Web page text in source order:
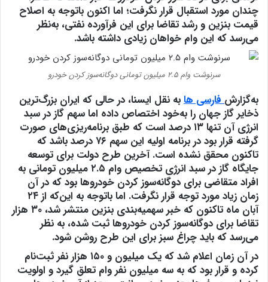
چندان مورد استقبال قرار نگرفت؛ اما اکنون باتوجه به اصلاح
قیمت بنزین و رشد تقاضا برای این فرآورده نفتی، به‌نظر
می‌رسد که این وام خواهان زیادی داشته باشد.
سرنوشت وام ۲.۵ میلیون تومانی دوگانه‌سوز کردن خودرو
به‌گزارشفارسی هابه نقل ایسنا، در حالی که ایران بزرگ‌ترین
ذخایر گاز جهان را به‌خود اختصاص داده اما سهم گاز در سبد
انرژی آن تنها ۱۳ درصد است که طبق برنامه‌ریزی‌های صورت
گرفته قرار بود در برنامه اولیه این سهم ۷۶ درصد باشد که
تاکنون محقق نشده است. آخرین طرح دولت برای توسعه
جایگاه گاز در سبد انرژی تخصیص وام ۲.۵ میلیون تومانی
به
افراد متقاضی برای دوگانه‌سوز کردن خودروها بود که در آن
زمان زیاد مورد توجه قرار نگرفت. اما باتوجه به‌ این‌که از ۲۴
آبان ماه تاکنون که خبر سهمیه‌بندی بنزین منتشر شد، ۳۰ هزار
تقاضا برای دوگانه‌سوز کردن خودروها ثبت شده، به نظر
می‌رسد که باید چراغ سبز برای این طرح روشن شود.
در آن زمان اعلام شد که یک میلیون و ۱۵۰ هزار نفر ثبت‌نام
کرده‌ و قرار بود که به سه میلیون نفر وام تعلق گیرد و اولویت